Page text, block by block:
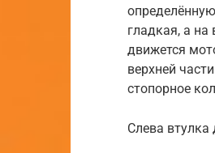
гладкая, а на
движется
верхней
стопорное
Слева